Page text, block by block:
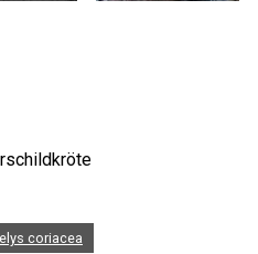
coriacea